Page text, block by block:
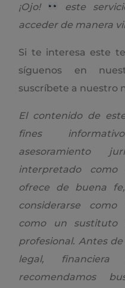
¡Ojo!
este
acceder de manera
Si te interesa este
síguenos en
suscríbete a nuestro
El contenido de
fines
asesoramiento
interpretado
ofrece de buena
considerarse
como un
profesional. Antes
legal,
recomendamos